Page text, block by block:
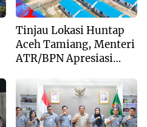
Blog
Tinjau Lokasi Huntap
Aceh Tamiang, Menteri
ATR/BPN Apresiasi
Buddha Tzu Chi dan
Aguan